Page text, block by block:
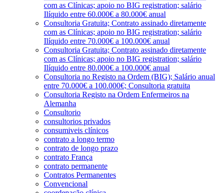
com as Clínicas; apoio no BIG registration; salário
Ilíquido entre 60.000€ a 80.000€ anual
Consultoria Gratuita; Contrato assinado diretamente
com as Clínicas; apoio no BIG registration; salário
Ilíquido entre 70.000€ a 100.000€ anual
Consultoria Gratuita; Contrato assinado diretamente
com as Clínicas; apoio no BIG registration; salário
Ilíquido entre 80.000€ a 100.000€ anual
Consultoria no Registo na Ordem (BIG); Salário anual
entre 70.000€ a 100.000€; Consultoria gratuita
Consultoria Registo na Ordem Enfermeiros na
Alemanha
Consultorio
consultorios privados
consumiveis clínicos
contrato a longo termo
contrato de longo prazo
contrato França
contrato permanente
Contratos Permanentes
Convencional